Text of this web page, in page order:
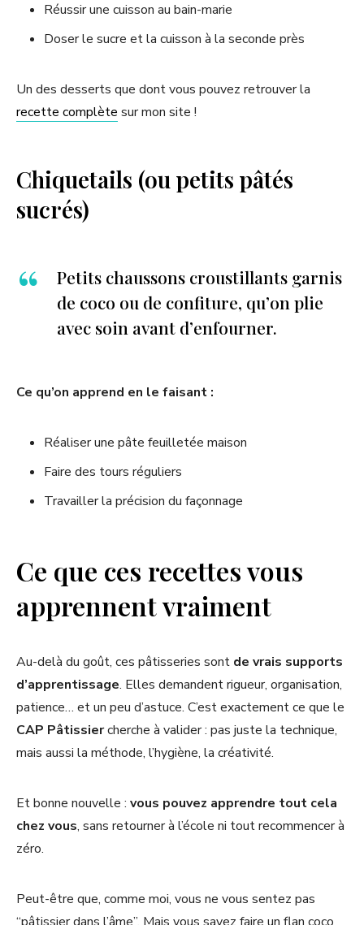
Réussir une cuisson au bain-marie
Doser le sucre et la cuisson à la seconde près
Un des desserts que dont vous pouvez retrouver la
recette complète sur mon site !
Chiquetails (ou petits pâtés
sucrés)
Petits chaussons croustillants garnis
de coco ou de confiture, qu’on plie
avec soin avant d’enfourner.
Ce qu’on apprend en le faisant :
Réaliser une pâte feuilletée maison
Faire des tours réguliers
Travailler la précision du façonnage
Ce que ces recettes vous
apprennent vraiment
Au-delà du goût, ces pâtisseries sont de vrais supports
d’apprentissage. Elles demandent rigueur, organisation,
patience… et un peu d’astuce. C’est exactement ce que le
CAP Pâtissiercherche à valider : pas juste la technique,
mais aussi la méthode, l’hygiène, la créativité.
Et bonne nouvelle : vous pouvez apprendre tout cela
chez vous, sans retourner à l’école ni tout recommencer à
zéro.
Peut-être que, comme moi, vous ne vous sentez pas